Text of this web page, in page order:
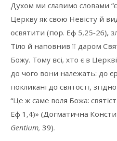
Духом ми славимо словами
Церкву як свою Невісту й
освятити (пор. Еф 5,25-26),
Тіло й наповнив її даром
Божу. Тому всі, хто є в
до чого вони належать: до
покликані до святості,
“Це ж саме воля Божа:
Еф 1,4)» (Догматична
Gentium,39).